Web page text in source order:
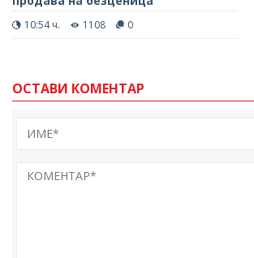
10:54 ч. 1108 0
ОСТАВИ КОМЕНТАР